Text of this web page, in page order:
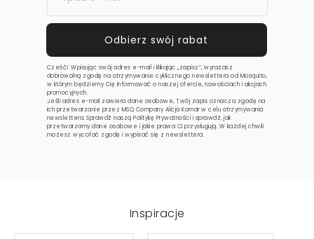
Cześć! Wpisując swój adres e-mail i klikając „zapisz”, wyrażasz
dobrowolną zgodę na otrzymywanie cyklicznego newslettera od Mosquito,
w którym będziemy Cię informować o naszej ofercie, nowościach i akcjach
promocyjnych.
Jeśli adres e-mail zawiera dane osobowe, Twój zapis oznacza zgodę na
ich przetwarzanie przez MSQ Company Alicja Komar w celu otrzymywania
newslettera. Sprawdź naszą Politykę Prywatnościi sprawdź, jak
przetwarzamy dane osobowe i jakie prawa Ci przysługują. W każdej chwili
możesz wycofać zgodę i wypisać się z newslettera.
Inspiracje